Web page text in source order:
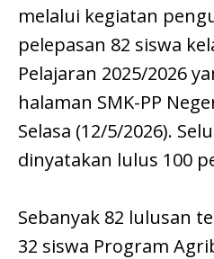
melalui kegiatan
pelepasan 82 siswa
Pelajaran 2025/2026
halaman SMK-PP
Selasa (12/5/2026).
dinyatakan lulus 100
Sebanyak 82 lulusan
32 siswa Program